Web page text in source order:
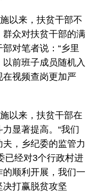
以来，扶贫干部不
众对扶贫干部的满
对笔者说：“乡里
前班子成员随机入
视频查岗更加严
以来，扶贫干部在
显著提高。“我们
，乡纪委的监管力
已经对3个行政村进
顺利开展，我们一
打赢脱贫攻坚